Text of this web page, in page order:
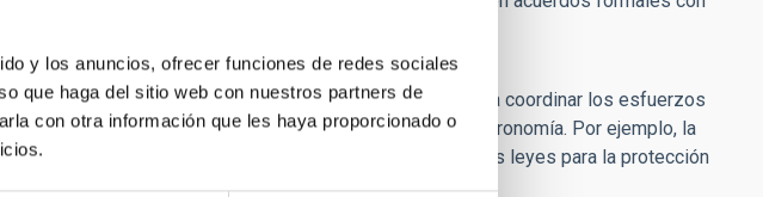
y los anuncios, ofrecer funciones de redes sociales
que haga del sitio web con nuestros partners de
con otra información que les haya proporcionado o
mostrar la importancia de conocer y proteger el cielo.
entre los diferentes departamentos del IAC para coordinar los esfuerzos
y protección de los Cielos de Canarias para la Astronomía. Por ejemplo, la
en 1992, que supervisa y apoya la implementación de las leyes para la protección